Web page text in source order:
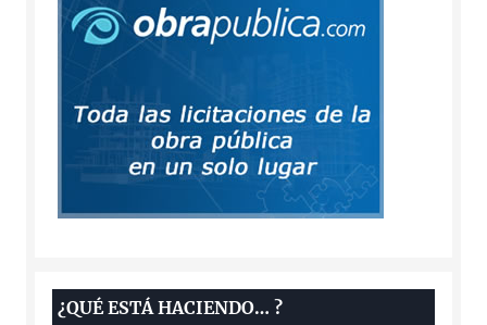
¿QUÉ ESTÁ HACIENDO… ?